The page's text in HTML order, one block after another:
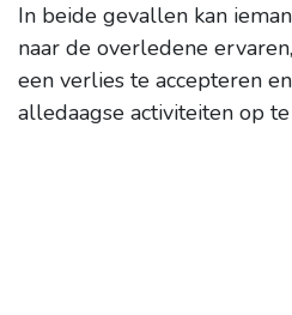
In beide gevallen kan
naar de overledene
een verlies te accepteren
alledaagse activiteiten op